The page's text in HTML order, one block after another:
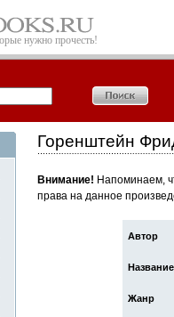
нужно прочесть!
Горенштейн
Внимание! Напоминаем,
права на данное
Автор
Название
Жанр